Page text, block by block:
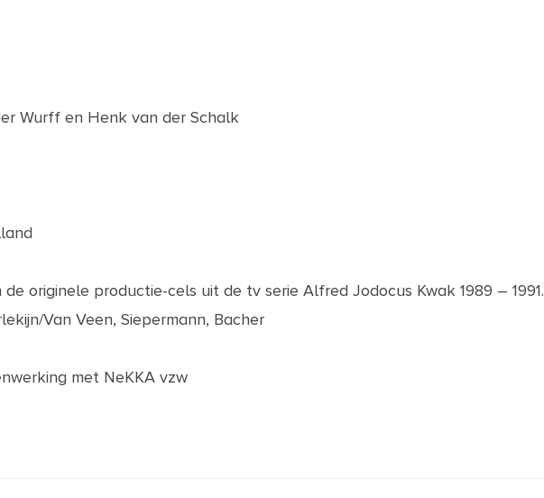
Wurff en Henk van der Schalk
originele productie-cels uit de tv serie Alfred Jodocus Kwak 1989 – 1991.
Van Veen, Siepermann, Bacher
met NeKKA vzw